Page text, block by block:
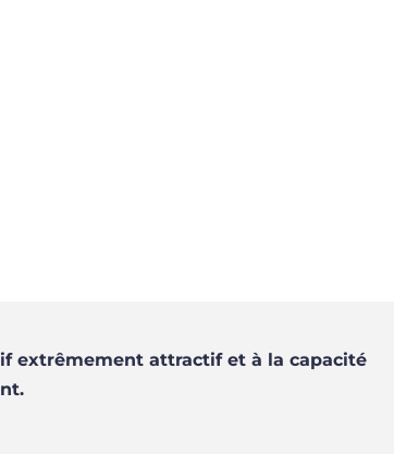
extrêmement attractif et à la capacité